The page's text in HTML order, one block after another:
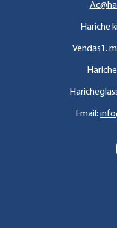
Hariche
Vendas1.
Email: